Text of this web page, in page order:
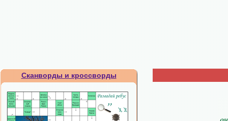
Сканворды и кроссворды